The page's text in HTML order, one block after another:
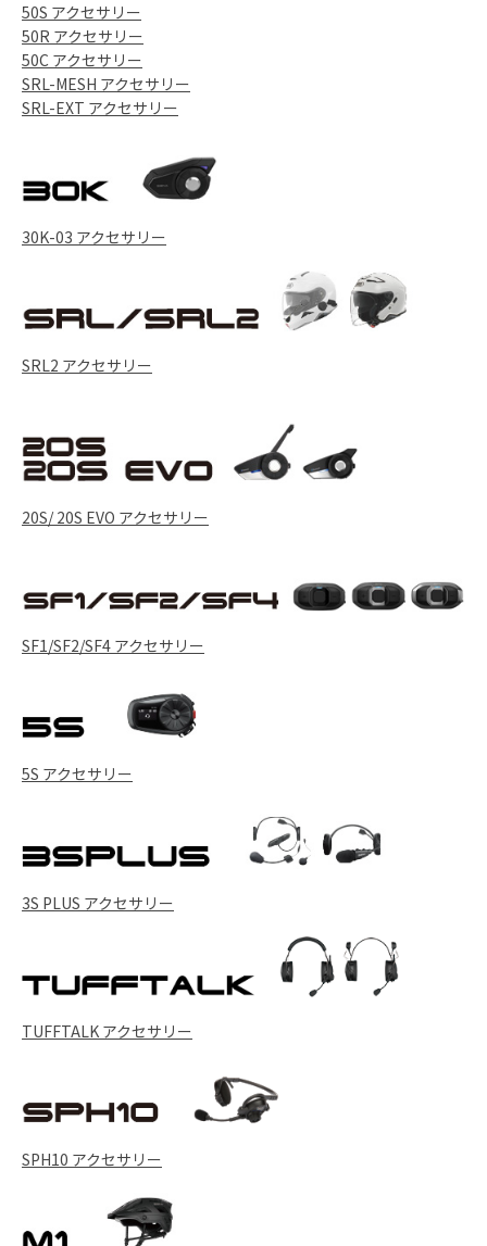
50S アクセサリー
50R アクセサリー
50C アクセサリー
SRL-MESH アクセサリー
SRL-EXT アクセサリー
30K-03 アクセサリー
SRL2 アクセサリー
20S/ 20S EVO アクセサリー
SF1/SF2/SF4 アクセサリー
5S アクセサリー
3S PLUS アクセサリー
TUFFTALK アクセサリー
SPH10 アクセサリー